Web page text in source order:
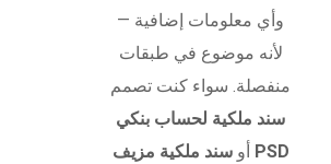
وأي معلومات إضافية —
لأنه موضوع في طبقات
منفصلة. سواء كنت تصمم
سند ملكية لحساب بنكي
أو
سند ملكية مزيف PSD